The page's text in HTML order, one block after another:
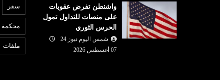
واشنطن تفرض عقوبات
على منصات للتداول تمول
الحرس الثوري
شمس اليوم نيوز 24
07 أغسطس 2026
سفر
محكمة
ملفات
كيف تقود
ملف التضامن
عربي ودولي
شمس اليوم نيوز 24
07 أغسطس
2026
توقيع اتفاق دفاع مشترك بين
السعودية وتركيا وباكستان